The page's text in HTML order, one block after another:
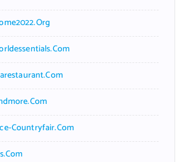
Countryfair.com